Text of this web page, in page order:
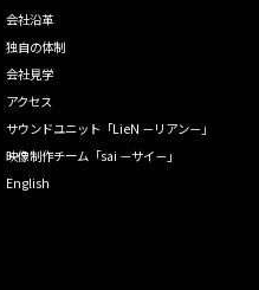
会社沿革
独自の体制
会社見学
アクセス
サウンドユニット「LieN －リアン－」
映像制作チーム「sai －サイ－」
English